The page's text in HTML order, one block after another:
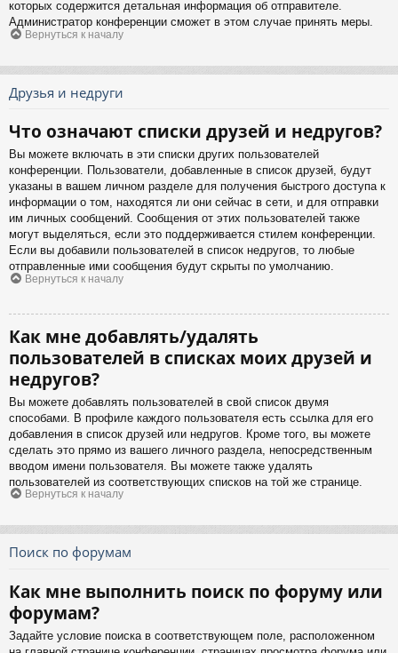
которых содержится детальная информация об отправителе.
Администратор конференции сможет в этом случае принять меры.
Вернуться к началу
Друзья и недруги
Что означают списки друзей и недругов?
Вы можете включать в эти списки других пользователей
конференции. Пользователи, добавленные в список друзей, будут
указаны в вашем личном разделе для получения быстрого доступа к
информации о том, находятся ли они сейчас в сети, и для отправки
им личных сообщений. Сообщения от этих пользователей также
могут выделяться, если это поддерживается стилем конференции.
Если вы добавили пользователей в список недругов, то любые
отправленные ими сообщения будут скрыты по умолчанию.
Вернуться к началу
Как мне добавлять/удалять
пользователей в списках моих друзей и
недругов?
Вы можете добавлять пользователей в свой список двумя
способами. В профиле каждого пользователя есть ссылка для его
добавления в список друзей или недругов. Кроме того, вы можете
сделать это прямо из вашего личного раздела, непосредственным
вводом имени пользователя. Вы можете также удалять
пользователей из соответствующих списков на той же странице.
Вернуться к началу
Поиск по форумам
Как мне выполнить поиск по форуму или
форумам?
Задайте условие поиска в соответствующем поле, расположенном